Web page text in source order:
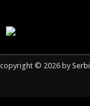
copyright © 2026 by